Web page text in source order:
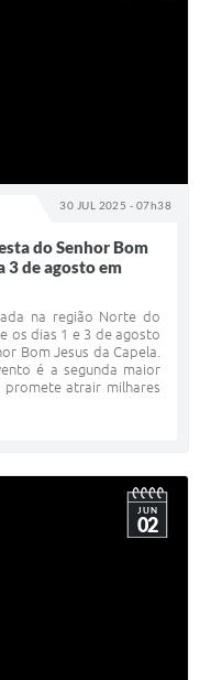
30 JUL 2025 - 07h38
do Senhor Bom
3 de agosto em
na região Norte do
os dias 1 e 3 de agosto
Bom Jesus da Capela.
é a segunda maior
promete atrair milhares
JUN
02